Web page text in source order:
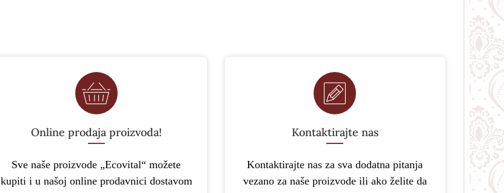
Online prodaja proizvoda!
Sve naše proizvode „Ecovital“ možete
kupiti i u našoj online prodavnici dostavom
Kontaktirajte nas
Kontaktirajte nas za sva dodatna pitanja
vezano za naše proizvode ili ako želite da